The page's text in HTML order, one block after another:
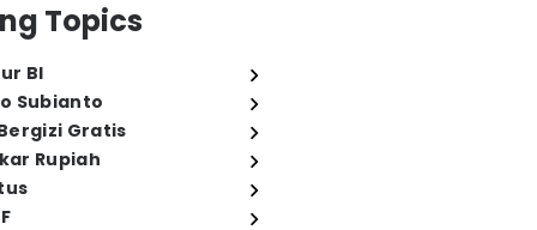
Topics
BI
Subianto
Gratis
Rupiah